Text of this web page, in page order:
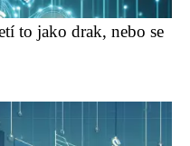
to jako drak, nebo se